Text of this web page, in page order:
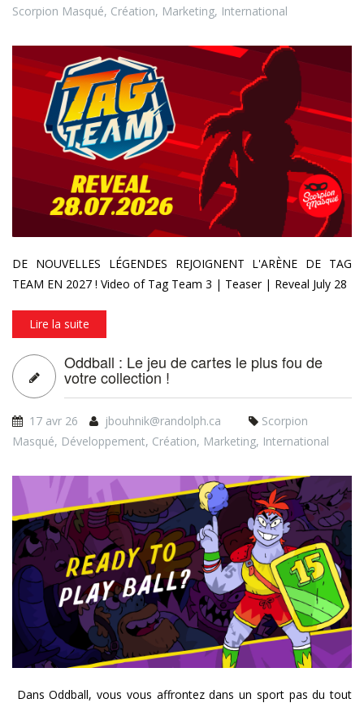
Scorpion Masqué, Création, Marketing, International
DE NOUVELLES LÉGENDES REJOIGNENT L'ARÈNE DE TAG
TEAM EN 2027 ! Video of Tag Team 3 | Teaser | Reveal July 28
Lire la suite
Oddball : Le jeu de cartes le plus fou de
votre collection !
17 avr 26 jbouhnik@randolph.ca
Scorpion
Masqué, Développement, Création, Marketing, International
vlcsnap-2026-04-15-
13h52m17s280.png
Dans Oddball, vous vous affrontez dans un sport pas du tout